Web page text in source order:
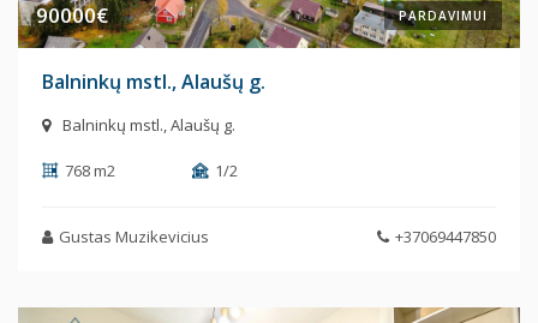
PARDAVIMUI
90000€
Balninkų mstl., Alaušų g.
Balninkų mstl., Alaušų g.
768 m2 1/2
Gustas Muzikevicius +37069447850